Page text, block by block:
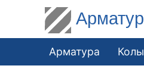
Арматура